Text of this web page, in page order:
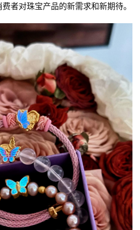
者对珠宝产品的新需求和新期待。